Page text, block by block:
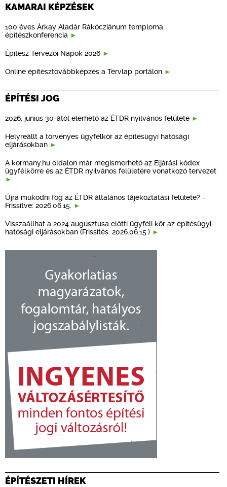
KAMARAI KÉPZÉSEK
100 éves Árkay Aladár Rákócziánum temploma
építészkonferencia
Építész Tervezői Napok 2026
Online építésztovábbképzés a Tervlap portálon
ÉPÍTÉSI JOG
2026. június 30-ától elérhető az ÉTDR nyilvános felülete
Helyreállt a törvényes ügyfélkör az építésügyi hatósági
eljárásokban
A kormany.hu oldalon már megismerhető az Eljárási kódex
ügyfélkörre és az ÉTDR nyilvános felületére vonatkozó tervezet
Újra működni fog az ÉTDR általános tájékoztatási felülete? -
Frissítve: 2026.06.15.
Visszaállhat a 2024 augusztusa előtti ügyféli kör az építésügyi
hatósági eljárásokban (Frissítés: 2026.06.15.)
ÉPÍTÉSZETI HÍREK